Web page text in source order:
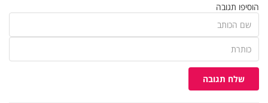
הוסיפו תגובה
שלח תגובה